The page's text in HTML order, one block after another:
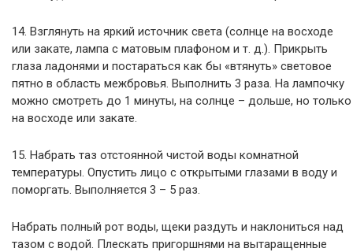
14. Взглянуть на яркий источник света (солнце на восходе
или закате, лампа с матовым плафоном и т. д.). Прикрыть
глаза ладонями и постараться как бы «втянуть» световое
пятно в область межбровья. Выполнить 3 раза. На лампочку
можно смотреть до 1 минуты, на солнце – дольше, но только
на восходе или закате.
15. Набрать таз отстоянной чистой воды комнатной
температуры. Опустить лицо с открытыми глазами в воду и
поморгать. Выполняется 3 – 5 раз.
Набрать полный рот воды, щеки раздуть и наклониться над
тазом с водой. Плескать пригоршнями на вытаращенные